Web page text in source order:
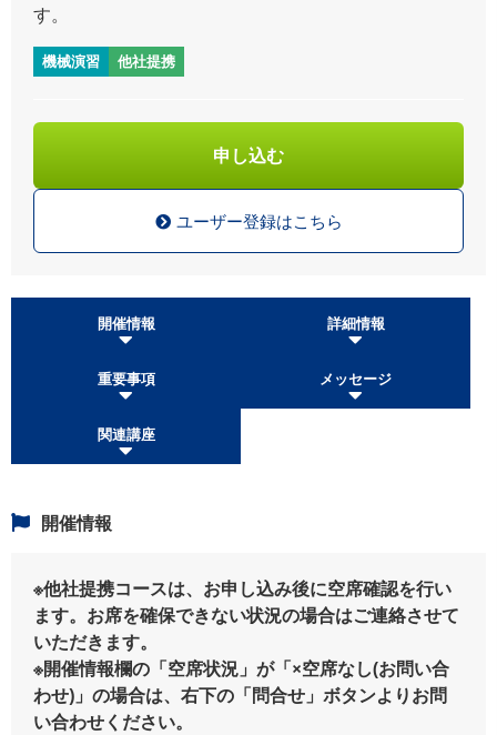
す。
機械演習 他社提携
申し込む
ユーザー登録はこちら
開催情報 詳細情報
重要事項 メッセージ
関連講座
開催情報
※他社提携コースは、お申し込み後に空席確認を行い
ます。お席を確保できない状況の場合はご連絡させて
いただきます。
※開催情報欄の「空席状況」が「×空席なし(お問い合
わせ)」の場合は、右下の「問合せ」ボタンよりお問
い合わせください。